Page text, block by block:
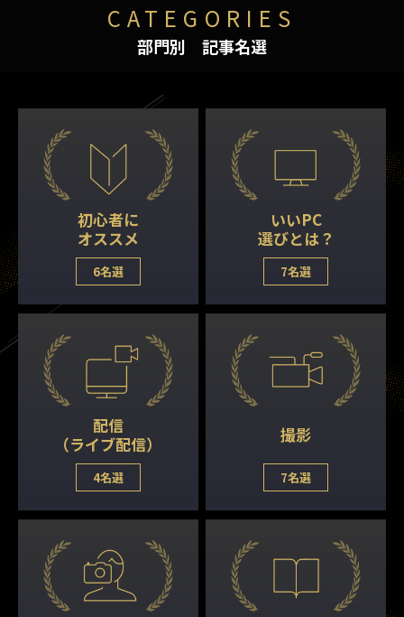
CATEGORIES
部門別 記事名選
初心者に
オススメ
6名選
いいPC
選びとは？
7名選
配信
（ライブ配信）
4名選
撮影
7名選